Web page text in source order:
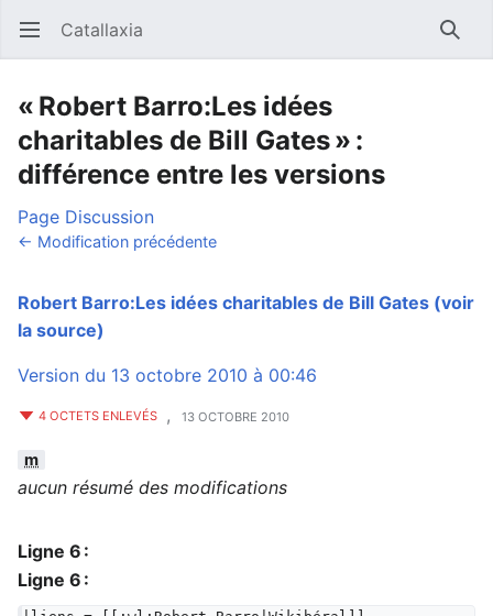
Ouvrir le menu principal Catallaxia
« Robert Barro:Les idées
charitables de Bill Gates » :
différence entre les versions
Page Discussion
← Modification précédente
Robert Barro:Les idées charitables de Bill Gates (voir
la source)
Version du 13 octobre 2010 à 00:46
4 OCTETS ENLEVÉS , 13 OCTOBRE 2010
m
aucun résumé des modifications
Ligne 6 :
Ligne 6 :